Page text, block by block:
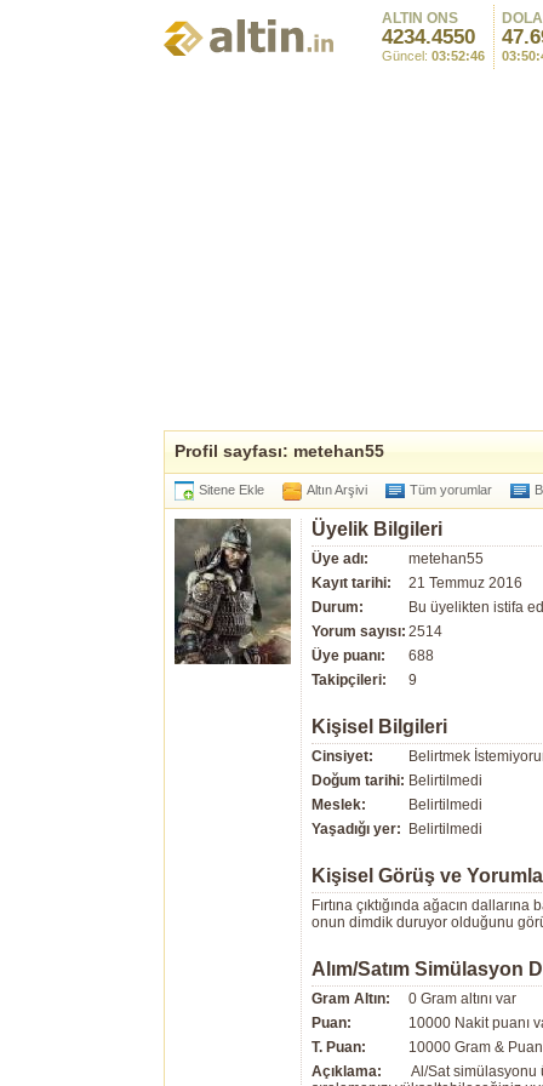
ALTIN ONS
4234.4550
Güncel: 03:52:46
Profil sayfası: metehan55
Sitene Ekle Altın Arşivi Tüm yorumlar
Üyelik Bilgileri
Üye adı:
metehan55
Kayıt tarihi:
21 Temmuz 2016
Durum:
Bu üyelikten istifa
Yorum sayısı: 2514
Üye puanı:
688
Takipçileri:
9
Kişisel Bilgileri
Cinsiyet:
Belirtmek
Doğum tarihi: Belirtilmedi
Meslek:
Belirtilmedi
Yaşadığı yer:
Belirtilmedi
Kişisel Görüş ve
Fırtına çıktığında ağacın
onun dimdik duruyor olduğunu
Alım/Satım Simülasyon
Gram Altın:
0 Gram altını var
Puan:
10000 Nakit puanı
T. Puan:
10000 Gram &
Açıklama:
Al/Sat simülasyonu